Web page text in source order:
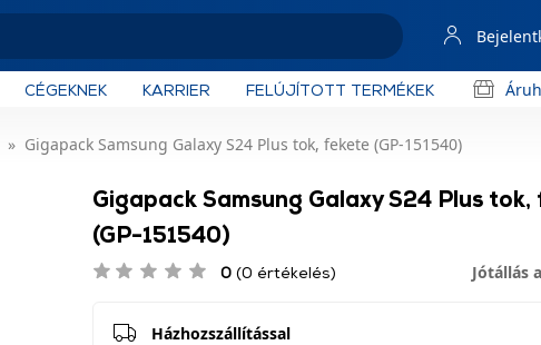
CÉGEKNEK KARRIER FELÚJÍTOTT TERMÉKEK
Gigapack Samsung Galaxy S24 Plus tok, fekete (GP-151540)
Gigapack Samsung Galaxy S24 Plus
(GP-151540)
0 (0 értékelés) Jótállás
Házhozszállítással